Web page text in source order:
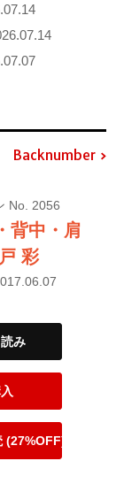
Backnumber
No. 2056
背中・肩
彩
み
(27%OFF)